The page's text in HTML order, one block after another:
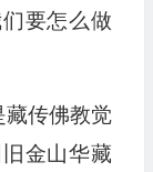
要怎么做
藏传佛教觉
金山华藏